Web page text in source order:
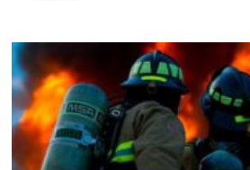
Malnutriți,
de
căpușe
și
răni:
Așa